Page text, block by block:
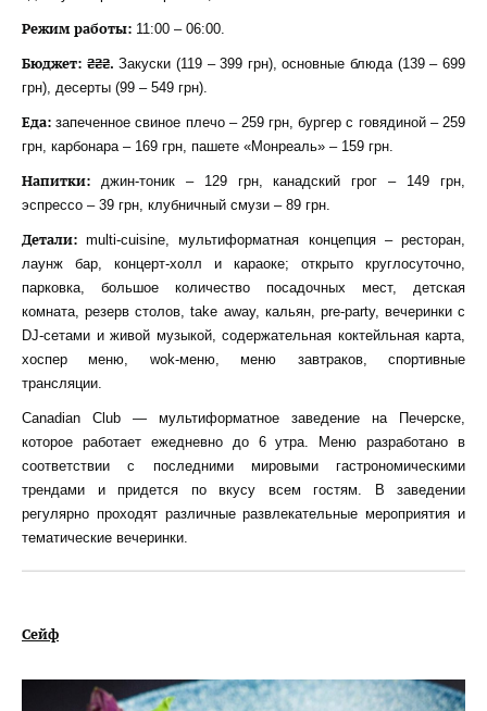
Режим работы: 11:00 – 06:00.
Бюджет: ₴₴₴. Закуски (119 – 399 грн), основные блюда (139 – 699
грн), десерты (99 – 549 грн).
Еда: запеченное свиное плечо – 259 грн, бургер с говядиной – 259
грн, карбонара – 169 грн, пашете «Монреаль» – 159 грн.
Напитки: джин-тоник – 129 грн, канадский грог – 149 грн,
эспрессо – 39 грн, клубничный смузи – 89 грн.
Детали: multi-cuisine, мультиформатная концепция – ресторан,
лаунж бар, концерт-холл и караоке; открыто круглосуточно,
парковка, большое количество посадочных мест, детская
комната, резерв столов, take away, кальян, pre-party, вечеринки с
DJ-сетами и живой музыкой, содержательная коктейльная карта,
хоспер меню, wok-меню, меню завтраков, спортивные
трансляции.
Canadian Club — мультиформатное заведение на Печерске,
которое работает ежедневно до 6 утра. Меню разработано в
соответствии с последними мировыми гастрономическими
трендами и придется по вкусу всем гостям. В заведении
регулярно проходят различные развлекательные мероприятия и
тематические вечеринки.
Сейф